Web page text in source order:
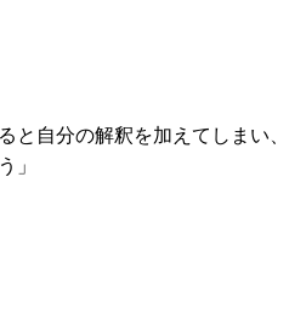
自分の解釈を加えてしまい
」